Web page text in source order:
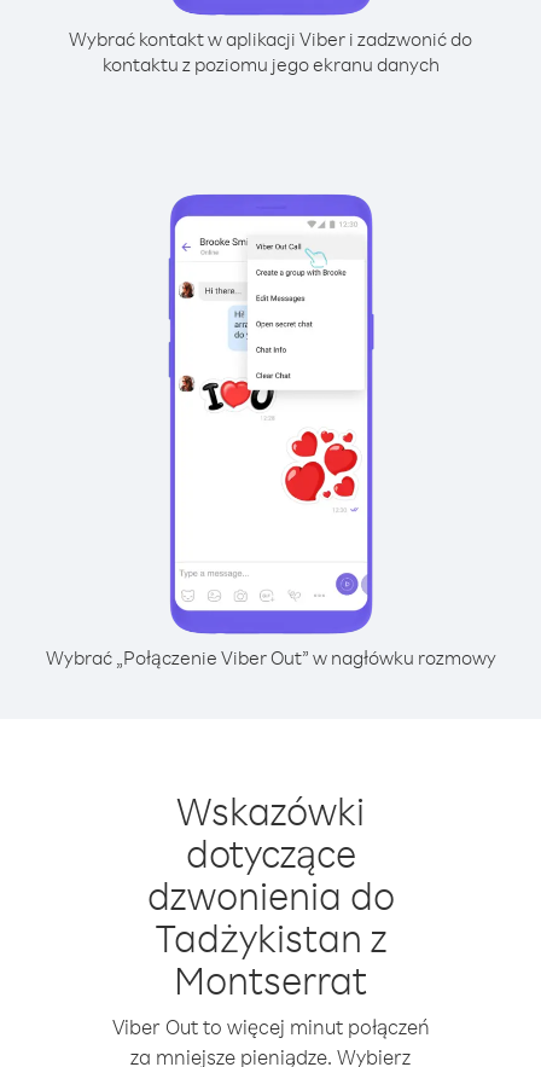
Wybrać kontakt w aplikacji Viber i zadzwonić do
kontaktu z poziomu jego ekranu danych
Wybrać „Połączenie Viber Out” w nagłówku rozmowy
Wskazówki
dotyczące
dzwonienia do
Tadżykistan z
Montserrat
Viber Out to więcej minut połączeń
za mniejsze pieniądze. Wybierz